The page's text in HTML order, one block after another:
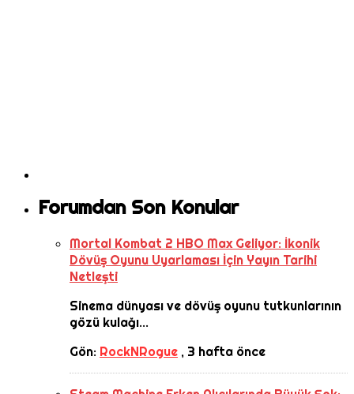
Forumdan Son Konular
Mortal Kombat 2 HBO Max Geliyor: İkonik
Dövüş Oyunu Uyarlaması İçin Yayın Tarihi
Netleşti
Sinema dünyası ve dövüş oyunu tutkunlarının
gözü kulağı...
Gön: RockNRogue , 3 hafta önce